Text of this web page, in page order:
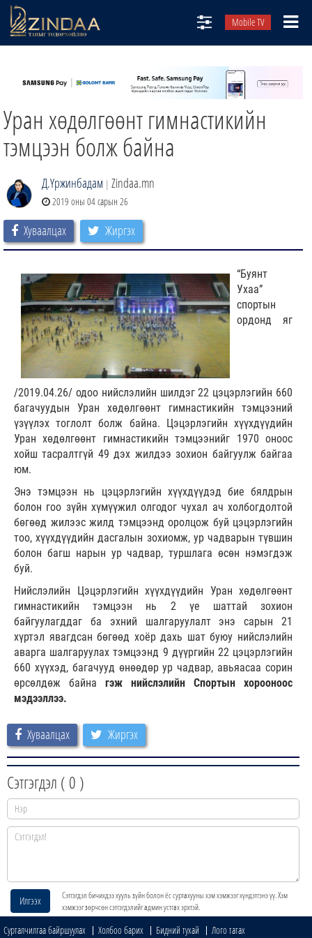
Mobile TV
ТВ8
ӨГЛӨӨНИЙ СОНИН
АУДИО ЗОХИОЛ
ЗИНДАА СЭТГҮҮЛ
Уран хөдөлгөөнт гимнастикийн
тэмцээн болж байна
Д.Үржинбадам | Zindaa.mn
2019 оны 04 сарын 26
Хуваалцах Жиргэх
“Буянт
Ухаа”
спортын
ордонд яг
/2019.04.26/ одоо нийслэлийн шилдэг 22 цэцэрлэгийн 660
багачуудын Уран хөдөлгөөнт гимнастикийн тэмцээний
үзүүлэх тоглолт болж байна. Цэцэрлэгийн хүүхдүүдийн
Уран хөдөлгөөнт гимнастикийн тэмцээнийг 1970 оноос
хойш тасралтгүй 49 дэх жилдээ зохион байгуулж байгаа
юм.
Энэ тэмцээн нь цэцэрлэгийн хүүхдүүдэд бие бялдрын
болон гоо зүйн хүмүүжил олгодог чухал ач холбогдолтой
бөгөөд жилээс жилд тэмцээнд оролцож буй цэцэрлэгийн
тоо, хүүхдүүдийн дасгалын зохиомж, ур чадварын түвшин
болон багш нарын ур чадвар, туршлага өсөн нэмэгдэж
буй.
Нийслэлийн Цэцэрлэгийн хүүхдүүдийн Уран хөдөлгөөнт
гимнастикийн тэмцээн нь 2 үе шаттай зохион
байгуулагддаг ба эхний шалгаруулалт энэ сарын 21
хүртэл явагдсан бөгөөд хоёр дахь шат буюу нийслэлийн
аварга шалгаруулах тэмцээнд 9 дүүргийн 22 цэцэрлэгийн
660 хүүхэд, багачууд өнөөдөр ур чадвар, авьяасаа сорин
өрсөлдөж байна гэж нийслэлийн Спортын хорооноос
мэдээллээ.
Хуваалцах Жиргэх
Сэтгэгдэл ( 0 )
Илгээх
Сэтгэгдэл бичихдээ хууль зүйн болон ёс суртахууны хэм хэмжээг хүндэтгэнэ үү. Хэм
хэмжээг зөрчсөн сэтгэгдэлийг админ устгах эрхтэй.
Сурталчилгаа байршуулах Холбоо барих Бидний тухай Лого татах